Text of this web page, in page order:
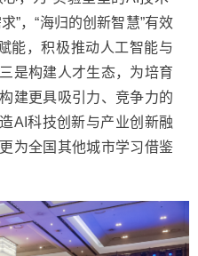
”，“海归的创新智慧”有效
能，积极推动人工智能与
是构建人才生态，为培育
建更具吸引力、竞争力的
AI科技创新与产业创新融
为全国其他城市学习借鉴